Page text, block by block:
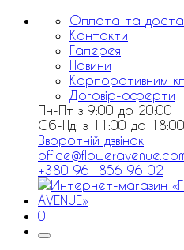
Оплата та
Контакти
Галерея
Новини
Корпоративним
Договір-оферти
Пн-Пт з 9:00 до 20:00
Сб-Нд: з 11:00 до 18:00
Зворотній дзвінок
+380 96 856 96 02
0